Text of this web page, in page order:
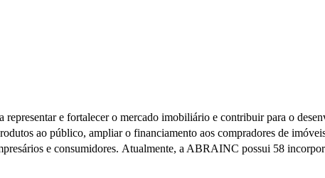
e fortalecer o mercado imobiliário e contribuir para o
ao público, ampliar o financiamento aos compradores de
e consumidores. Atualmente, a ABRAINC possui 58